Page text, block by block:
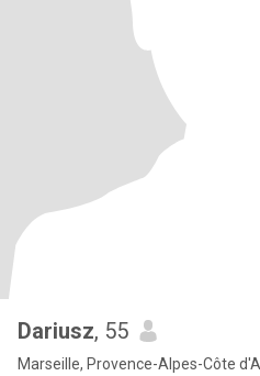
Dariusz, 55
Marseille, Provence-Alpes-Côte